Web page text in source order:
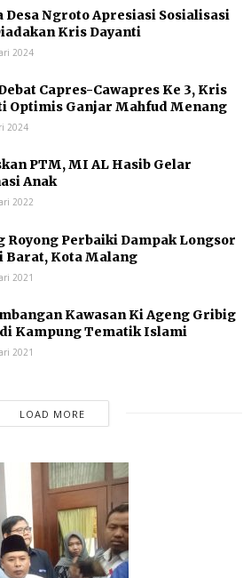
Desa Ngroto Apresiasi Sosialisasi
Kris Dayanti
2024
Capres-Cawapres Ke 3, Kris
Optimis Ganjar Mahfud Menang
2024
PTM, MI AL Hasib Gelar
Anak
2022
Royong Perbaiki Dampak Longsor
Barat, Kota Malang
2021
Kawasan Ki Ageng Gribig
Kampung Tematik Islami
2021
LOAD MORE